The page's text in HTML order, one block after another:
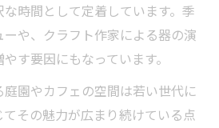
時間として定着しています。季
や、クラフト作家による器の演
す要因にもなっています。
園やカフェの空間は若い世代に
その魅力が広まり続けている点